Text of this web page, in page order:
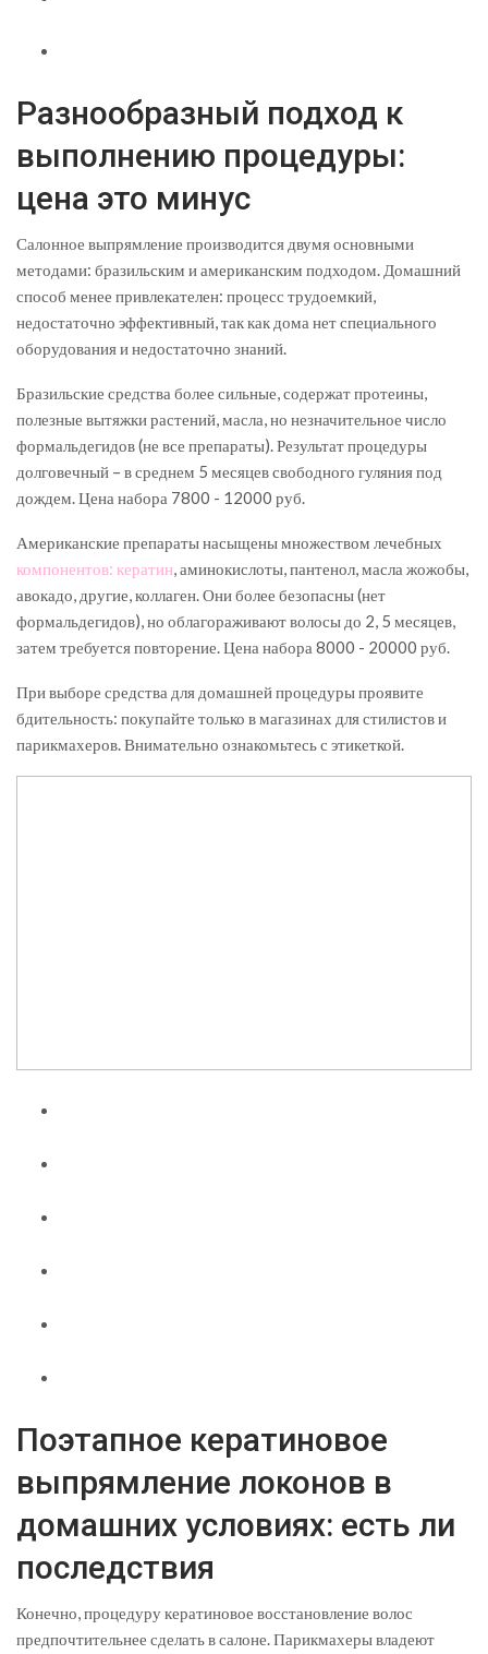
Разнообразный подход к
выполнению процедуры:
цена это минус
Салонное выпрямление производится двумя основными
методами: бразильским и американским подходом. Домашний
способ менее привлекателен: процесс трудоемкий,
недостаточно эффективный, так как дома нет специального
оборудования и недостаточно знаний.
Бразильские средства более сильные, содержат протеины,
полезные вытяжки растений, масла, но незначительное число
формальдегидов (не все препараты). Результат процедуры
долговечный – в среднем 5 месяцев свободного гуляния под
дождем. Цена набора 7800 - 12000 руб.
Американские препараты насыщены множеством лечебных
компонентов: кератин, аминокислоты, пантенол, масла жожобы,
авокадо, другие, коллаген. Они более безопасны (нет
формальдегидов), но облагораживают волосы до 2, 5 месяцев,
затем требуется повторение. Цена набора 8000 - 20000 руб.
При выборе средства для домашней процедуры проявите
бдительность: покупайте только в магазинах для стилистов и
парикмахеров. Внимательно ознакомьтесь с этикеткой.
Поэтапное кератиновое
выпрямление локонов в
домашних условиях: есть ли
последствия
Конечно, процедуру кератиновое восстановление волос
предпочтительнее сделать в салоне. Парикмахеры владеют